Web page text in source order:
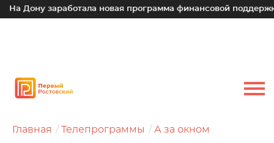
заработала новая программа финансовой поддержки для
Главная Телепрограммы А за окном